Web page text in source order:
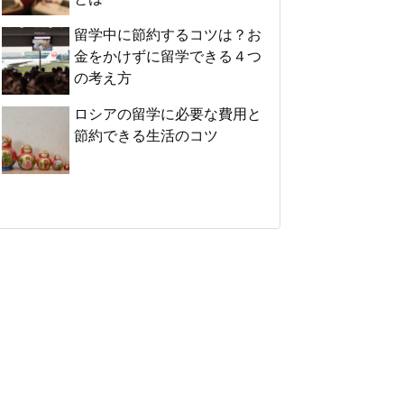
留学中に節約するコツは？お
金をかけずに留学できる４つ
の考え方
ロシアの留学に必要な費用と
節約できる生活のコツ